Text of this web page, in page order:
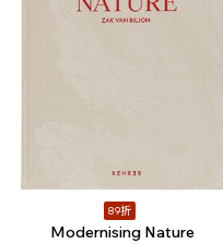
89折
Modernising Nature